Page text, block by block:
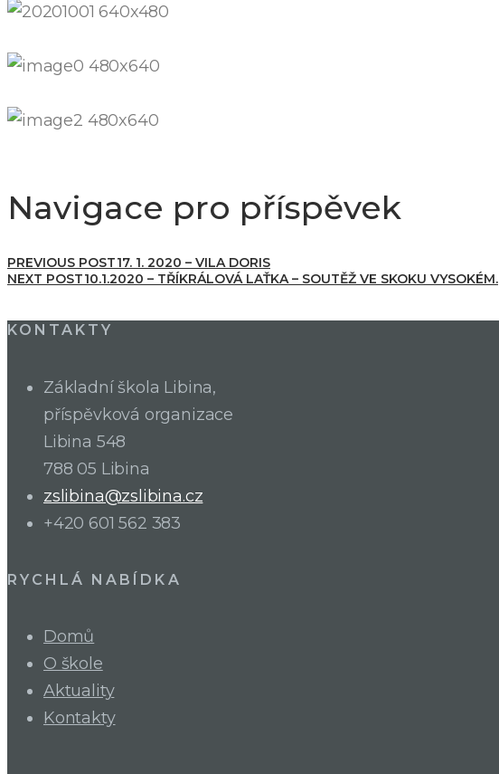
Navigace pro příspěvek
PREVIOUS POST17. 1. 2020 – VILA DORIS
NEXT POST10.1.2020 – TŘÍKRÁLOVÁ LAŤKA – SOUTĚŽ VE SKOKU VYSOKÉM.
KONTAKTY
Základní škola Libina,
příspěvková organizace
Libina 548
788 05 Libina
zslibina@zslibina.cz
+420 601 562 383
RYCHLÁ NABÍDKA
Domů
O škole
Aktuality
Kontakty